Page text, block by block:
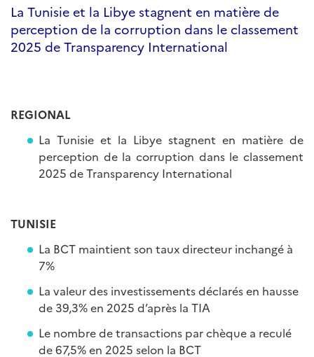
La Tunisie et la Libye stagnent en matière de
perception de la corruption dans le classement
2025 de Transparency International
REGIONAL
La Tunisie et la Libye stagnent en matière de
perception de la corruption dans le classement
2025 de Transparency International
TUNISIE
La BCT maintient son taux directeur inchangé à
7%
La valeur des investissements déclarés en hausse
de 39,3% en 2025 d’après la TIA
Le nombre de transactions par chèque a reculé
de 67,5% en 2025 selon la BCT